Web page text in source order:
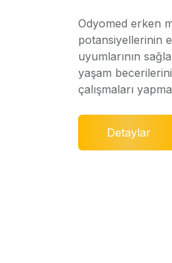
Odyomed erken
potansiyellerinin
uyumlarının
yaşam
çalışmaları
Detaylar